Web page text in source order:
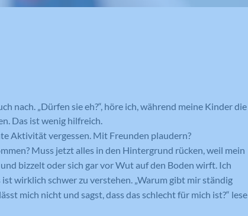
nach. „Dürfen sie eh?“, höre ich, während meine Kinder die
Das ist wenig hilfreich.
Aktivität vergessen. Mit Freunden plaudern?
Muss jetzt alles in den Hintergrund rücken, weil mein
bizzelt oder sich gar vor Wut auf den Boden wirft. Ich
wirklich schwer zu verstehen. „Warum gibt mir ständig
mich nicht und sagst, dass das schlecht für mich ist?“ lese
Familie
Cookie wird verwendet, um Ihre
Einstellungen für diese Website
Analytics
Google Analytics verwendet,
Anforderungsrate
Maps
Entsperren von Google Maps
verwendet.
anzeigen